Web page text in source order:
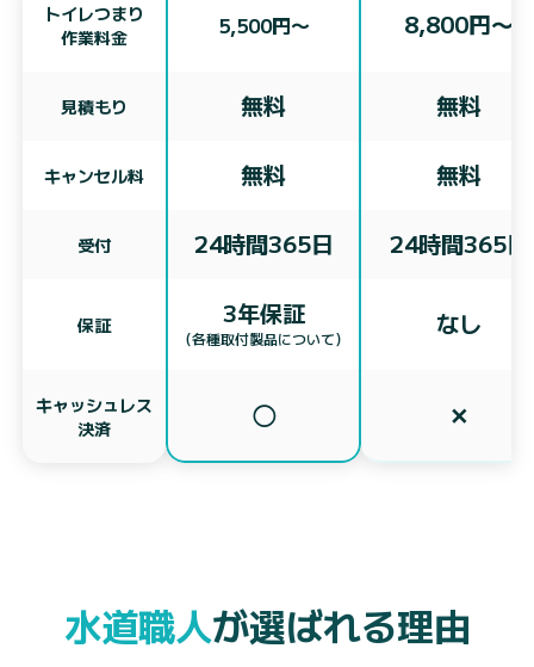
トイレつまり
作業料金
5,500円〜 8,800円〜
見積もり 無料 無料
キャンセル料 無料 無料
受付 24時間365日 24時間365日
保証 3年保証
（各種取付製品について） なし
キャッシュレス
決済
◯ ✕
水道職人が選ばれる理由